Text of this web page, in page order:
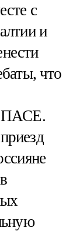
с
и
что
ПАСЕ.